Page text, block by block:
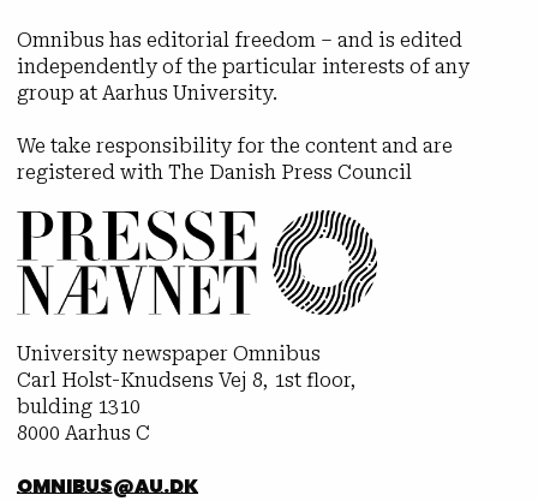
Omnibus has editorial freedom – and is edited
independently of the particular interests of any
group at Aarhus University.
We take responsibility for the content and are
registered with The Danish Press Council
University newspaper Omnibus
Carl Holst-Knudsens Vej 8, 1st floor,
bulding 1310
8000 Aarhus C
OMNIBUS@AU.DK